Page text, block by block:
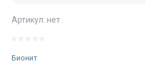
Артикул: нет
Бионит